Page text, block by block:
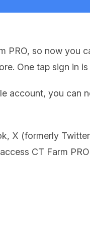
PRO, so now you
One tap sign in
account, you can
X (formerly
CT Farm